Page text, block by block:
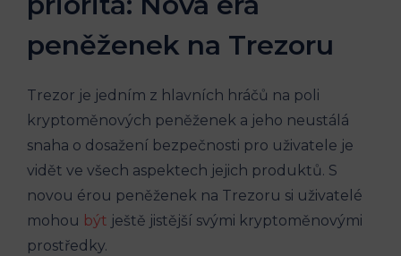
peněženek na Trezoru
Trezor je jedním z hlavních hráčů na poli
kryptoměnových peněženek a jeho neustálá
snaha o dosažení bezpečnosti pro uživatele je
vidět ve všech aspektech jejich produktů. S
novou érou peněženek na Trezoru si uživatelé
mohou být ještě jistější svými kryptoměnovými
prostředky.